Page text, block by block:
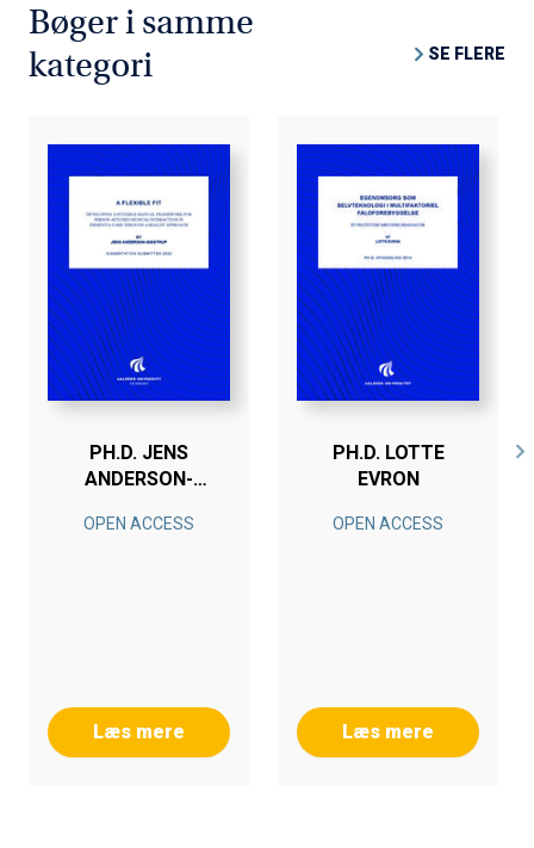
Bøger i samme
kategori
SE FLERE
PH.D. JENS
ANDERSON-
OPEN ACCESS
Læs mere
PH.D. LOTTE
EVRON
OPEN ACCESS
Læs mere